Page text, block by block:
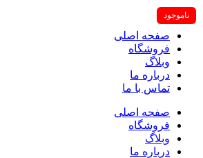
صفحه اصلی
فروشگاه
وبلاگ
درباره ما
تماس با ما
صفحه اصلی
فروشگاه
وبلاگ
درباره ما
ناموجود